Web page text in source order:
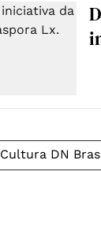
Cultura DN